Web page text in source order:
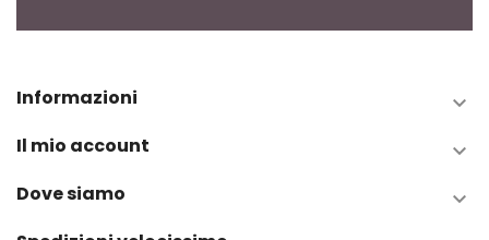
Informazioni 
Il mio account 
Dove siamo 